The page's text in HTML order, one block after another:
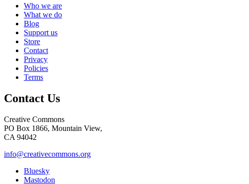
Who we are
What we do
Blog
Support us
Store
Contact
Privacy
Policies
Terms
Contact Us
Creative Commons
PO Box 1866, Mountain View,
CA 94042
info@creativecommons.org
Bluesky
Mastodon